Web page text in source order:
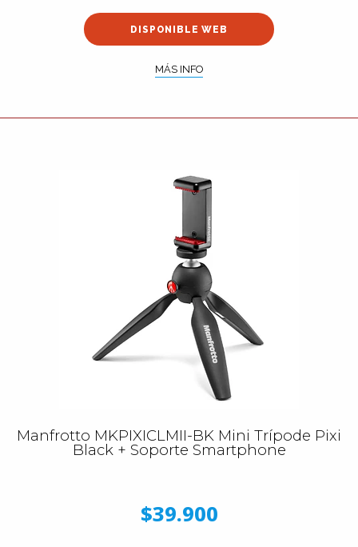
DISPONIBLE WEB
MÁS INFO
Manfrotto MKPIXICLMII-BK Mini Trípode Pixi
Black + Soporte Smartphone
$39.900